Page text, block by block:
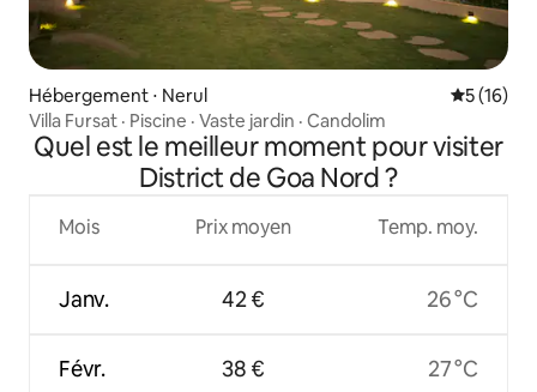
Hébergement ⋅ Nerul
5 (16)
Villa Fursat · Piscine · Vaste jardin · Candolim
Quel est le meilleur moment pour visiter
District de Goa Nord ?
Mois
Janv.
Févr.
Prix moyen
42 €
38 €
Temp. moy.
26 °C
27 °C